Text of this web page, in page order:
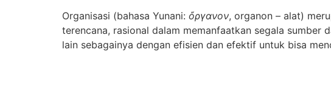
Organisasi (bahasa Yunani: ὄργανον, organon – alat)
terencana, rasional dalam memanfaatkan segala sumber
lain sebagainya dengan efisien dan efektif untuk bisa